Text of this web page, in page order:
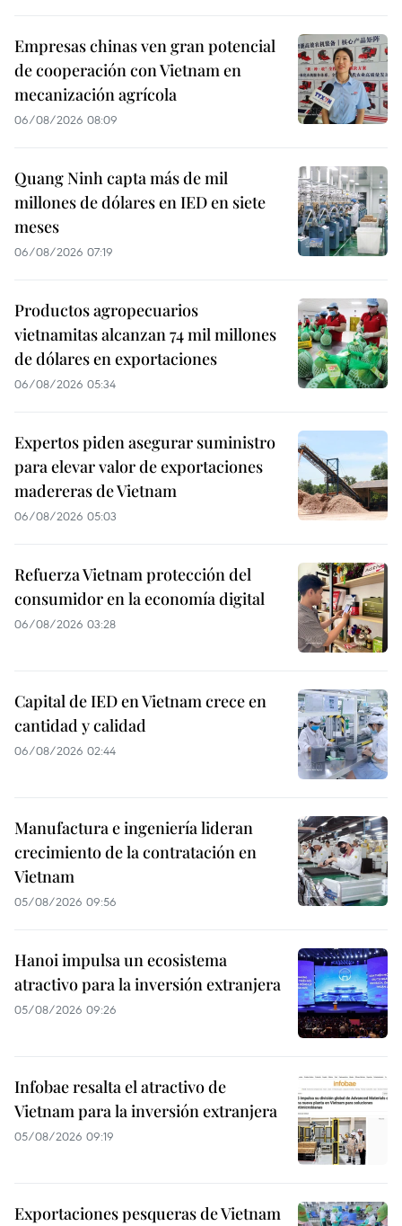
Empresas chinas ven gran potencial
de cooperación con Vietnam en
mecanización agrícola
06/08/2026 08:09
Quang Ninh capta más de mil
millones de dólares en IED en siete
meses
06/08/2026 07:19
Productos agropecuarios
vietnamitas alcanzan 74 mil millones
de dólares en exportaciones
06/08/2026 05:34
Expertos piden asegurar suministro
para elevar valor de exportaciones
madereras de Vietnam
06/08/2026 05:03
Refuerza Vietnam protección del
consumidor en la economía digital
06/08/2026 03:28
Capital de IED en Vietnam crece en
cantidad y calidad
06/08/2026 02:44
Manufactura e ingeniería lideran
crecimiento de la contratación en
Vietnam
05/08/2026 09:56
Hanoi impulsa un ecosistema
atractivo para la inversión extranjera
05/08/2026 09:26
Infobae resalta el atractivo de
Vietnam para la inversión extranjera
05/08/2026 09:19
Exportaciones pesqueras de Vietnam